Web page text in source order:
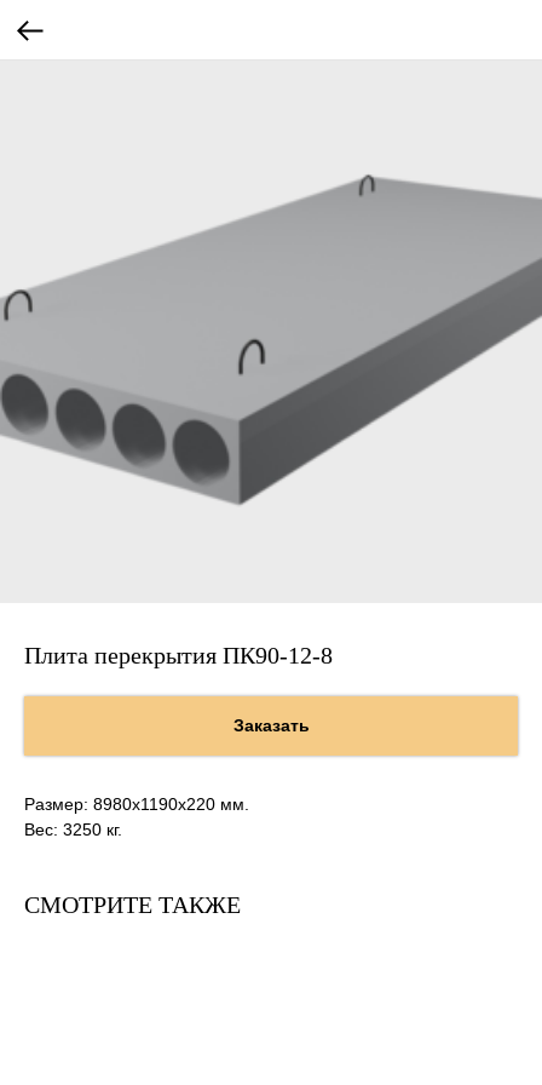
Плита перекрытия ПК90-12-8
Заказать
Размер: 8980х1190х220 мм.
Вес: 3250 кг.
СМОТРИТЕ ТАКЖЕ